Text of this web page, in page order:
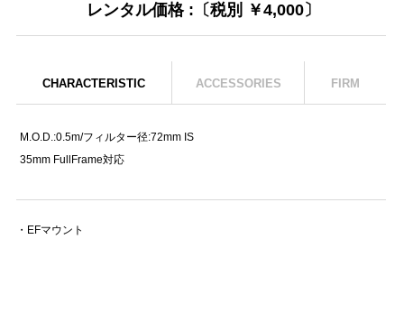
レンタル価格 :〔税別 ￥4,000〕
CHARACTERISTIC ACCESSORIES FIRM
M.O.D.:0.5m/フィルター径:72mm IS
35mm FullFrame対応
・EFマウント